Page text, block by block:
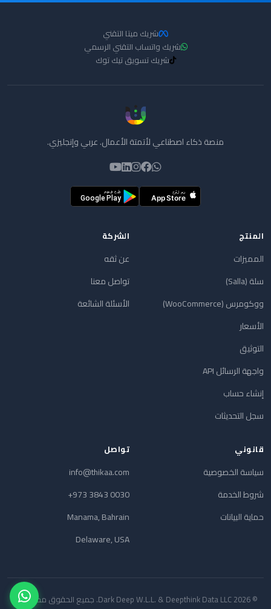
شريك ميتا التقني
شريك واتساب التقني الرسمي
شريك تسويق تيك توك
منصة ذكاء اصطناعي لأتمتة الأعمال. عربي وإنجليزي.
المنتج
المميزات
سلة (Salla)
ووكومرس (WooCommerce)
الأسعار
التوثيق
واجهة الرسائل API
إنشاء حساب
سجل التحديثات
الشركة
عن ثقه
تواصل معنا
الأسئلة الشائعة
قانوني
سياسة الخصوصية
شروط الخدمة
حماية البيانات
تواصل
info@thikaa.com
+973 3843 0030
Manama, Bahrain
Delaware, USA
© 2026 Dark Deep W.L.L. & Deepthink Data LLC. جميع الحقوق محفوظة.